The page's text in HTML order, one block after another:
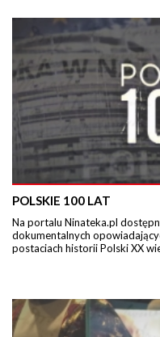
POLSKIE 100 LAT
Na portalu Ninateka.pl
dokumentalnych
postaciach historii Polski XX